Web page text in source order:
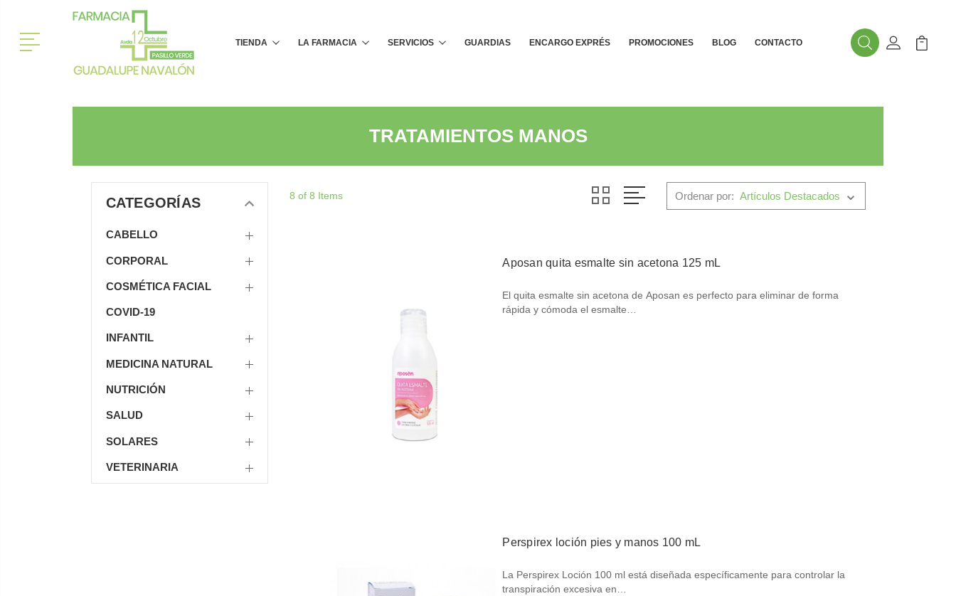
Menú TIENDA LA FARMACIA SERVICIOS GUARDIAS ENCARGO EXPRÉS PROMOCIONES BLOG CONTACTO BuscarMi Cuenta
Mi
TRATAMIENTOS MANOS
CATEGORÍAS
CABELLO
CORPORAL
COSMÉTICA FACIAL
COVID-19
INFANTIL
MEDICINA NATURAL
NUTRICIÓN
SALUD
SOLARES
VETERINARIA
8 of 8 Items Ordenar por:
Aposan quita esmalte sin acetona 125 mL
El quita esmalte sin acetona de Aposan es perfecto para eliminar de forma
rápida y cómoda el esmalte…
Perspirex loción pies y manos 100 mL
La Perspirex Loción 100 ml está diseñada específicamente para controlar la
transpiración excesiva en…